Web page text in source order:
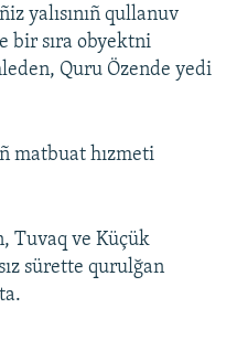
yalısınıñ qullanuv
bir sıra obyektni
Quru Özende yedi
matbuat hızmeti
Tuvaq ve Küçük
sürette qurulğan